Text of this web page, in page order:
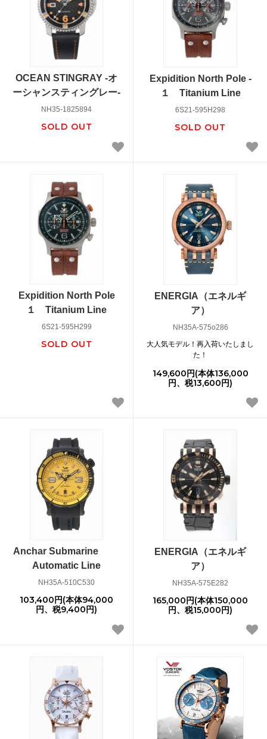
OCEAN STINGRAY -オ
ーシャンスティングレー-
NH35-1825894
SOLD OUT
Expidition North Pole -
１ Titanium Line
6S21-595H298
SOLD OUT
Expidition North Pole
１ Titanium Line
6S21-595H299
SOLD OUT
ENERGIA（エネルギ
ア）
NH35A-575o286
大人気モデル！再入荷いたしまし
た！
149,600円(本体136,000
円、税13,600円)
Anchar Submarine
Automatic Line
NH35A-510C530
103,400円(本体94,000
円、税9,400円)
ENERGIA（エネルギ
ア）
NH35A-575E282
165,000円(本体150,000
円、税15,000円)